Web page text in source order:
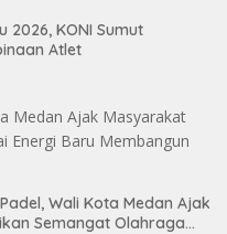
2026, KONI Sumut
Atlet
Wali Kota Medan Ajak
Semangat Olahraga